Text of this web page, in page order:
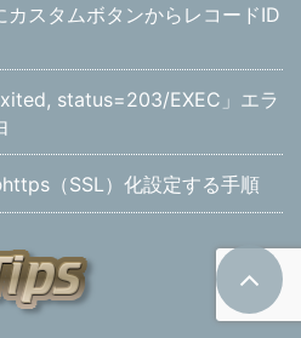
スタムボタンからレコードID
status=203/EXEC」エラ
（SSL）化設定する手順